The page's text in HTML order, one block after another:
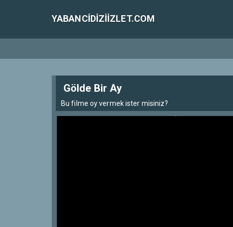
YABANCIDIZIIZLET.COM
Gölde Bir Ay
Bu filme oy vermek ister misiniz?